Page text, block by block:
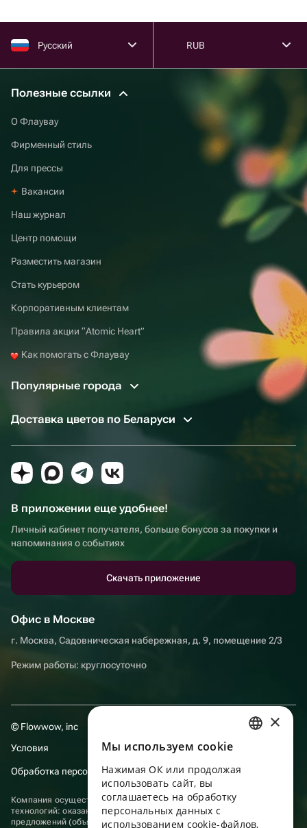
Русский RUB
Полезные ссылки
О Флаувау
Фирменный стиль
Для прессы
Вакансии
Наш журнал
Центр помощи
Разместить магазин
Стать курьером
Корпоративным клиентам
Правила акции “Atomic Heart”
Как помогать с Флаувау
Популярные города
Доставка цветов по Беларуси
В приложении еще удобнее!
Личный кабинет получателя, больше бонусов за покупки и
напоминания о событиях
Скачать приложение
Офис в Москве
г. Москва, Садовническая набережная, д. 9, помещение 2/3
Режим работы: круглосуточно
© Flowwow, inc
Условия
Обработка персональных данных
Компания осуществляет деятельность в области информационных
технологий: оказание услуг в сети “Интернет” по размещению
предложений (объявлений) продавцов о реализации товаров.
ENGLISH
UKRAINIAN
PORTUGUESE
×
Мы используем сookie
Нажимая ОК или продолжая
использовать сайт, вы
соглашаетесь на обработку
персональных данных с
использованием cookie-файлов,